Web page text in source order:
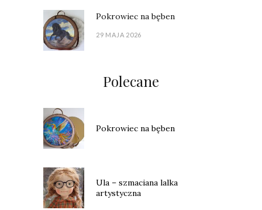
Pokrowiec na bęben
29 MAJA 2026
Polecane
Pokrowiec na bęben
Ula – szmaciana lalka
artystyczna